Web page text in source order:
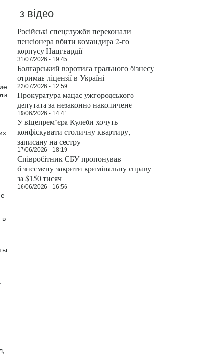
в
з відео
Російські спецслужби переконали
пенсіонера вбити командира 2-го
корпусу Нацгвардії
31/07/2026 - 19:45
Болгарський воротила грального бізнесу
отримав ліцензії в Україні
22/07/2026 - 12:59
Прокуратура мацає ужгородського
депутата за незаконно накопичене
19/06/2026 - 14:41
У віцепрем’єра Кулеби хочуть
конфіскувати столичну квартиру,
записану на сестру
17/06/2026 - 18:19
Співробітник СБУ пропонував
бізнесмену закрити кримінальну справу
за $150 тисяч
16/06/2026 - 16:56